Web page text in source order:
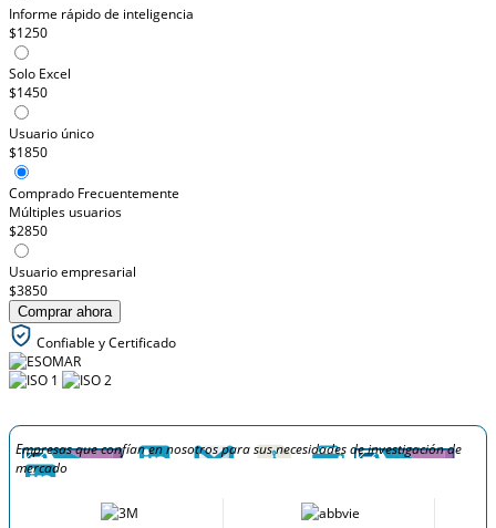
Informe rápido de inteligencia
$1250
Solo Excel
$1450
Usuario único
$1850
Comprado Frecuentemente
Múltiples usuarios
$2850
Usuario empresarial
$3850
Comprar ahora
Confiable y Certificado
Empresas que confían en nosotros para sus necesidades de investigación de
mercado